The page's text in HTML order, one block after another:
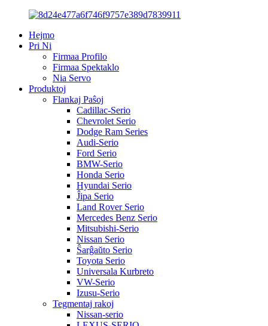
Hejmo
Pri Ni
Firmaa Profilo
Firmaa Spektaklo
Nia Servo
Produktoj
Flankaj Paŝoj
Cadillac-Serio
Chevrolet Serio
Dodge Ram Series
Audi-Serio
Ford Serio
BMW-Serio
Honda Serio
Hyundai Serio
Ĵipa Serio
Land Rover Serio
Mercedes Benz Serio
Mitsubishi-Serio
Nissan Serio
Ŝarĝaŭto Serio
Toyota Serio
Universala Kurbreto
VW-Serio
Izusu-Serio
Tegmentaj rakoj
Nissan-serio